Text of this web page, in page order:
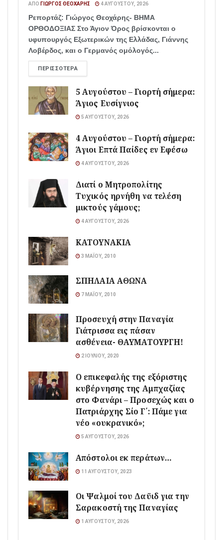
ΑΠΌ ΓΙΏΡΓΟΣ ΘΕΟΧΆΡΗΣ 4 ΑΥΓΟΎΣΤΟΥ, 2026
Ρεπορτάζ: Γιώργος Θεοχάρης- ΒΗΜΑ
ΟΡΘΟΔΟΞΙΑΣ Στο Άγιον Όρος βρίσκονται ο
υφυπουργός Εξωτερικών της Ελλάδας, Γιάννης
Λοβέρδος, και ο Γερμανός ομόλογός...
ΠΕΡΙΣΣΌΤΕΡΑ
5 Αυγούστου – Γιορτή σήμερα:
Άγιος Ευσίγνιος
5 ΑΥΓΟΎΣΤΟΥ, 2026
4 Αυγούστου – Γιορτή σήμερα:
Άγιοι Επτά Παίδες εν Εφέσω
4 ΑΥΓΟΎΣΤΟΥ, 2026
Διατί ο Μητροπολίτης
Τυχικός ηρνήθη να τελέση
μικτούς γάμους;
4 ΑΥΓΟΎΣΤΟΥ, 2026
ΚΑΤΟΥΝΑΚΙΑ
3 ΜΑΪ́ΟΥ, 2010
ΣΠΗΛΑΙΑ ΑΘΩΝΑ
7 ΜΑΪ́ΟΥ, 2010
Προσευχή στην Παναγία
Γιάτρισσα εις πάσαν
ασθένεια- ΘΑΥΜΑΤΟΥΡΓΗ!
2 ΙΟΥΛΊΟΥ, 2020
Ο επικεφαλής της εξόριστης
κυβέρνησης της Αμπχαζίας
στο Φανάρι – Προσεχώς και ο
Πατριάρχης Σίο Γ΄: Πάμε για
νέο «ουκρανικό»;
5 ΑΥΓΟΎΣΤΟΥ, 2026
Απόστολοι εκ περάτων…
11 ΑΥΓΟΎΣΤΟΥ, 2023
Οι Ψαλμοί του Δαϋιδ για την
Σαρακοστή της Παναγίας
1 ΑΥΓΟΎΣΤΟΥ, 2026